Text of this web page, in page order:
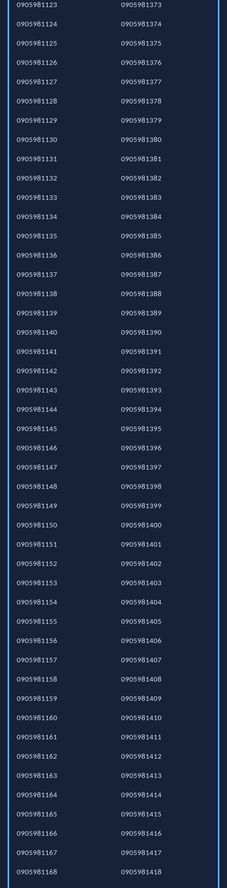
0905981123
0905981124
0905981125
0905981126
0905981127
0905981128
0905981129
0905981130
0905981131
0905981132
0905981133
0905981134
0905981135
0905981136
0905981137
0905981138
0905981139
0905981140
0905981141
0905981142
0905981143
0905981144
0905981145
0905981146
0905981147
0905981148
0905981149
0905981150
0905981151
0905981152
0905981153
0905981154
0905981155
0905981156
0905981157
0905981158
0905981159
0905981160
0905981161
0905981162
0905981163
0905981164
0905981165
0905981166
0905981167
0905981168
0905981373
0905981374
0905981375
0905981376
0905981377
0905981378
0905981379
0905981380
0905981381
0905981382
0905981383
0905981384
0905981385
0905981386
0905981387
0905981388
0905981389
0905981390
0905981391
0905981392
0905981393
0905981394
0905981395
0905981396
0905981397
0905981398
0905981399
0905981400
0905981401
0905981402
0905981403
0905981404
0905981405
0905981406
0905981407
0905981408
0905981409
0905981410
0905981411
0905981412
0905981413
0905981414
0905981415
0905981416
0905981417
0905981418